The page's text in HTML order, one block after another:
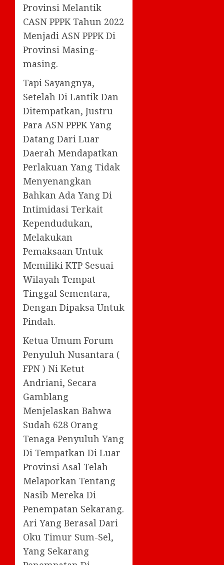
Provinsi Melantik
CASN PPPK Tahun 2022
Menjadi ASN PPPK Di
Provinsi Masing-
masing.
Tapi Sayangnya,
Setelah Di Lantik Dan
Ditempatkan, Justru
Para ASN PPPK Yang
Datang Dari Luar
Daerah Mendapatkan
Perlakuan Yang Tidak
Menyenangkan
Bahkan Ada Yang Di
Intimidasi Terkait
Kependudukan,
Melakukan
Pemaksaan Untuk
Memiliki KTP Sesuai
Wilayah Tempat
Tinggal Sementara,
Dengan Dipaksa Untuk
Pindah.
Ketua Umum Forum
Penyuluh Nusantara (
FPN ) Ni Ketut
Andriani, Secara
Gamblang
Menjelaskan Bahwa
Sudah 628 Orang
Tenaga Penyuluh Yang
Di Tempatkan Di Luar
Provinsi Asal Telah
Melaporkan Tentang
Nasib Mereka Di
Penempatan Sekarang.
Ari Yang Berasal Dari
Oku Timur Sum-Sel,
Yang Sekarang